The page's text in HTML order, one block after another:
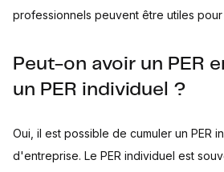
professionnels peuvent être utiles
Peut-on avoir un PER
un PER individuel ?
Oui, il est possible de cumuler un PER
d'entreprise. Le PER individuel est